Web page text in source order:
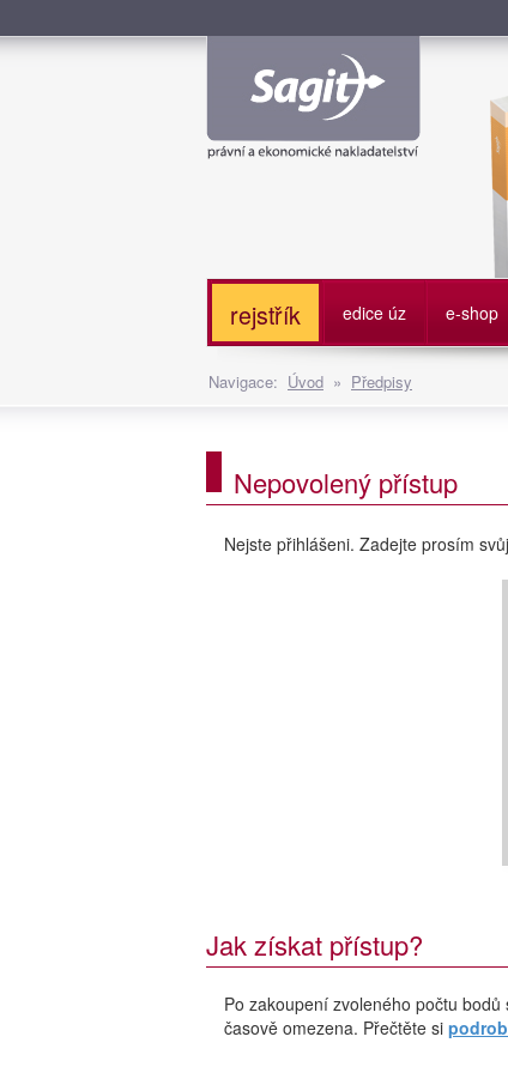
rejstřík edice úz e-shop
Navigace: Úvod » Předpisy
Nepovolený přístup
Nejste přihlášeni. Zadejte prosím
Jak získat přístup?
Po zakoupení zvoleného počtu
časově omezena. Přečtěte si